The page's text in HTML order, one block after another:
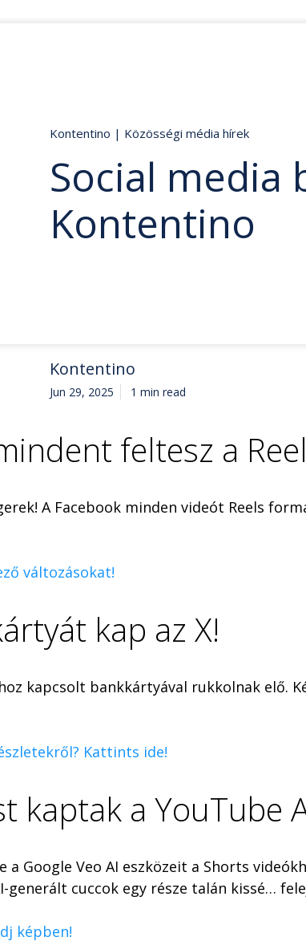
Kontentino | Közösségi média hírek
Social media
Kontentino
Kontentino
Jun 29, 2025 1 min read
feltesz a
A Facebook minden videót Reels
változásokat!
kap az X!
kapcsolt bankkártyával rukkolnak elő.
Kattints ide!
kaptak a YouTube
a Google Veo AI eszközeit a Shorts
cuccok egy része talán kissé…
képben!